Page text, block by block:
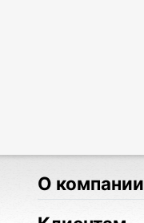
О компании